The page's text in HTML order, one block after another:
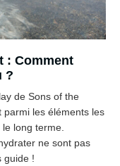
: Comment
?
de Sons of the
parmi les éléments les
long terme.
ne sont pas
guide !